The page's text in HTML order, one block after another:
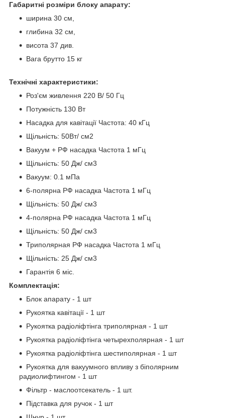
Габаритні розміри блоку апарату:
ширина 30 см,
глибина 32 см,
висота 37 див.
Вага брутто 15 кг
Технічні характеристики:
Роз'єм живлення 220 В/ 50 Гц
Потужність 130 Вт
Насадка для кавітації Частота: 40 кГц
Щільність: 50Вт/ см2
Вакуум + РФ насадка Частота 1 мГц
Щільність: 50 Дж/ см3
Вакуум: 0.1 мПа
6-полярна РФ насадка Частота 1 мГц
Щільність: 50 Дж/ см3
4-полярна РФ насадка Частота 1 мГц
Щільність: 50 Дж/ см3
Триполярная РФ насадка Частота 1 мГц
Щільність: 25 Дж/ см3
Гарантія 6 міс.
Комплектація:
Блок апарату - 1 шт
Рукоятка кавітації - 1 шт
Рукоятка радіоліфтінга триполярная - 1 шт
Рукоятка радіоліфтінга четырехполярная - 1 шт
Рукоятка радіоліфтінга шестиполярная - 1 шт
Рукоятка для вакуумного впливу з біполярним
радиолифтингом - 1 шт
Фільтр - маслоотсекатель - 1 шт.
Підставка для ручок - 1 шт